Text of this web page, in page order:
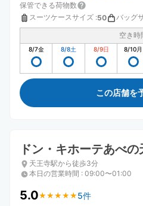
保管できる荷物数
スーツケースサイズ :50 バッグ
空き時
8/7金 8/8土 8/9日 8/10月
この店舗を
ドン・キホーテあべ
天王寺駅から徒歩3分
本日の営業時間 : 09:00〜01:00
5.0★ ★ ★ ★ ★
★ ★ ★ ★ ★ 5件